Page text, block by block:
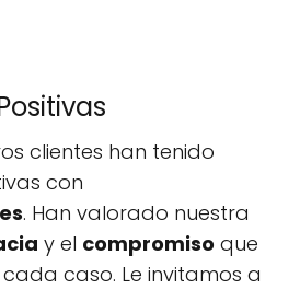
clientes han tenido
con
. Han valorado nuestra
y el compromiso que
caso. Le invitamos a